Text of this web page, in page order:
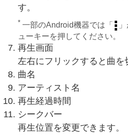
す。
* 一部のAndroid機器では「
ューキーを押してください。
再生画面
左右にフリックすると曲を
曲名
アーティスト名
再生経過時間
シークバー
再生位置を変更できます。